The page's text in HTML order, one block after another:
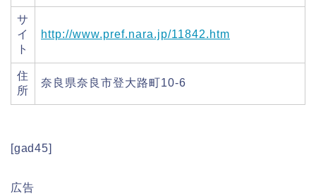
サ
イ
ト
http://www.pref.nara.jp/11842.htm
住
所
奈良県奈良市登大路町10-6
[gad45]
広告